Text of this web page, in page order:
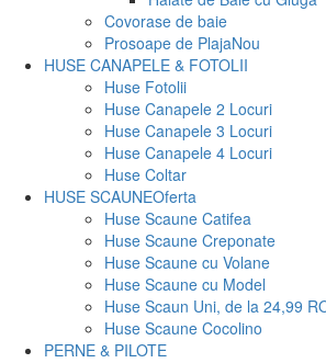
Covorase de baie
Prosoape de PlajaNou
HUSE CANAPELE & FOTOLII
Huse Fotolii
Huse Canapele 2 Locuri
Huse Canapele 3 Locuri
Huse Canapele 4 Locuri
Huse Coltar
HUSE SCAUNEOferta
Huse Scaune Catifea
Huse Scaune Creponate
Huse Scaune cu Volane
Huse Scaune cu Model
Huse Scaun Uni, de la 24,99
Huse Scaune Cocolino
PERNE & PILOTE